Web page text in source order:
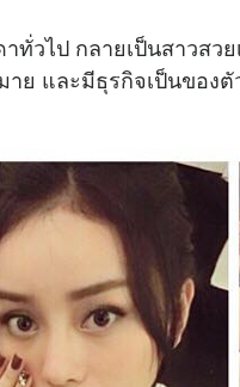
ทั่วไป กลายเป็นสาวส
ย และมีธุรกิจเป็นของตั